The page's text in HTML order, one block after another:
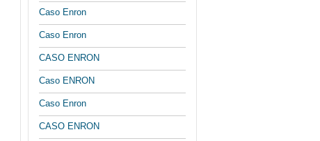
Caso Enron
Caso Enron
CASO ENRON
Caso ENRON
Caso Enron
CASO ENRON